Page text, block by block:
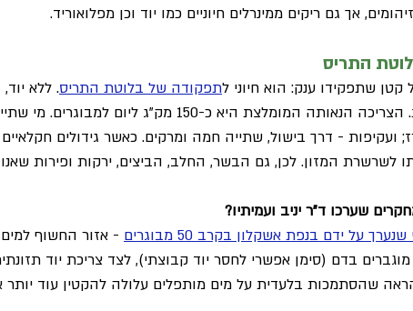
אך גם ריקים ממינרלים חיוניים כמו יוד וכן מפלואוריד.
התריס
קטן שתפקידו ענק: הוא חיוני לתפקודה של בלוטת התריס. ללא
הגוף נפגעות. הצריכה הנאותה המומלצת היא
ועקיפות - דרך בישול, שתייה חמה ומרקים. כאשר גידולים
לשרשרת המזון. לכן, גם הבשר, החלב, הביצים, ירקות ופירות
שערכו ד"ר יניב ועמיתיו?
על ידם בנפת אשקלון בקרב 50 מבוגרים
מוגברים בדם (סימן אפשרי לחסר יוד קבוצתי), לצד צריכת יוד
שהסתמכות בלעדית על מים מותפלים עלולה להקטין עוד יותר